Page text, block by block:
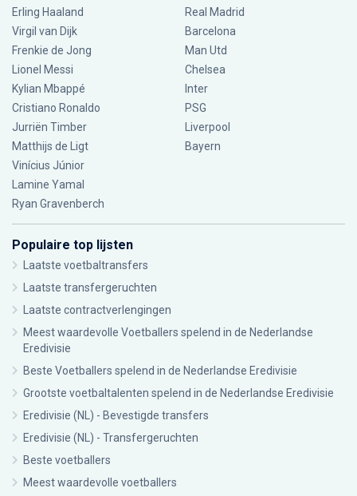
Erling Haaland
Virgil van Dijk
Frenkie de Jong
Lionel Messi
Kylian Mbappé
Cristiano Ronaldo
Jurriën Timber
Matthijs de Ligt
Vinícius Júnior
Lamine Yamal
Ryan Gravenberch
Real Madrid
Barcelona
Man Utd
Chelsea
Inter
PSG
Liverpool
Bayern
Populaire top lijsten
Laatste voetbaltransfers
Laatste transfergeruchten
Laatste contractverlengingen
Meest waardevolle Voetballers spelend in de Nederlandse
Eredivisie
Beste Voetballers spelend in de Nederlandse Eredivisie
Grootste voetbaltalenten spelend in de Nederlandse Eredivisie
Eredivisie (NL) - Bevestigde transfers
Eredivisie (NL) - Transfergeruchten
Beste voetballers
Meest waardevolle voetballers